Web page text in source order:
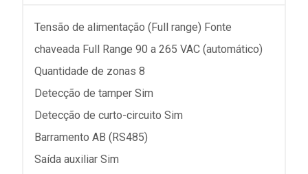
Tensão de alimentação (Full range) Fonte
chaveada Full Range 90 a 265 VAC (automático)
Quantidade de zonas 8
Detecção de tamper Sim
Detecção de curto-circuito Sim
Barramento AB (RS485)
Saída auxiliar Sim